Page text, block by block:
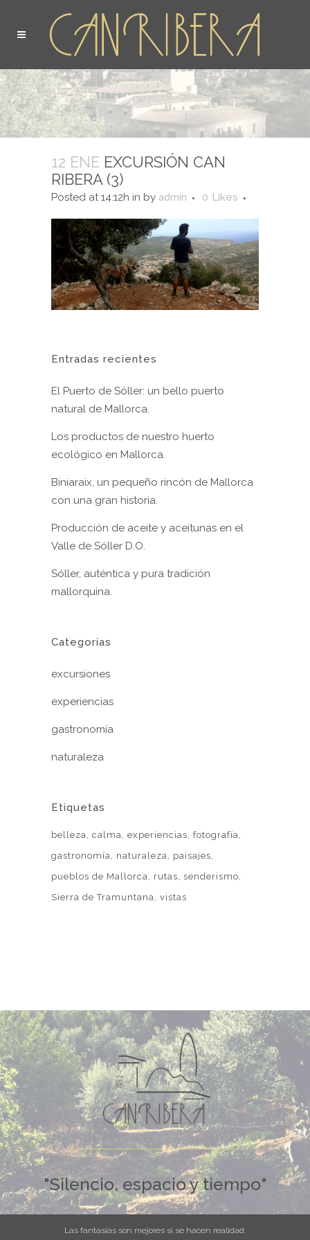
12 ENE EXCURSIÓN CAN
RIBERA (3)
Posted at 14:12h in by admin 0 Likes
Entradas recientes
El Puerto de Sóller: un bello puerto
natural de Mallorca.
Los productos de nuestro huerto
ecológico en Mallorca.
Biniaraix, un pequeño rincón de Mallorca
con una gran historia.
Producción de aceite y aceitunas en el
Valle de Sóller D.O.
Sóller, auténtica y pura tradición
mallorquina.
Categorías
excursiones
experiencias
gastronomía
naturaleza
Etiquetas
belleza calma experiencias fotografía
gastronomía
naturaleza
paisajes
pueblos de Mallorca
rutas
senderismo
Sierra de Tramuntana vistas
"Silencio, espacio y tiempo"
Las fantasías son mejores si se hacen realidad.